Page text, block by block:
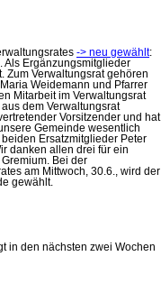
-> neu gewählt:
Als Ergänzungsmitglieder
Zum Verwaltungsrat gehören
Weidemann und Pfarrer
Mitarbeit im Verwaltungsrat
dem Verwaltungsrat
Vorsitzender und hat
Gemeinde wesentlich
Ersatzmitglieder Peter
danken allen drei für ein
Bei der
am Mittwoch, 30.6., wird der
gewählt.
in den nächsten zwei Wochen